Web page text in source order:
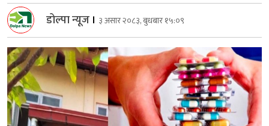
डोल्पा न्यूज । ३ असार २०८३, बुधबार १५:०९